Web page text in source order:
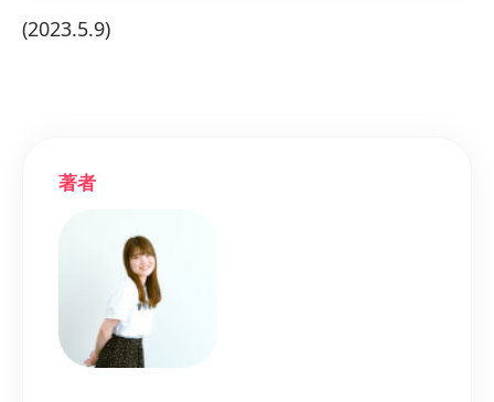
(2023.5.9)
著者